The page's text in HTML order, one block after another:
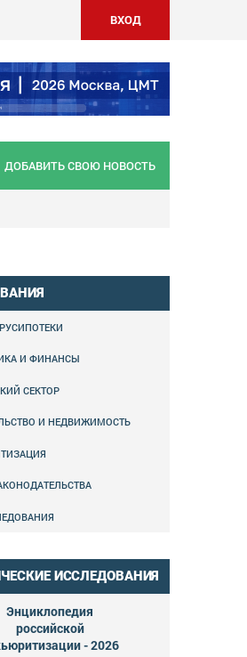
ВХОД
ДОБАВИТЬ СВОЮ НОВОСТЬ
И ФИНАНСЫ
СЕКТОР
И НЕДВИЖИМОСТЬ
ИССЛЕДОВАНИЯ
Энциклопедия
российской
- 2026